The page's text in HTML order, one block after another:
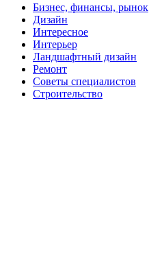
Бизнес, финансы, рынок
Дизайн
Интересное
Интерьер
Ландшафтный дизайн
Ремонт
Советы специалистов
Строительство